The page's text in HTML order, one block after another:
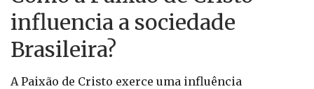
influencia a sociedade
Brasileira?
A Paixão de Cristo exerce uma influência